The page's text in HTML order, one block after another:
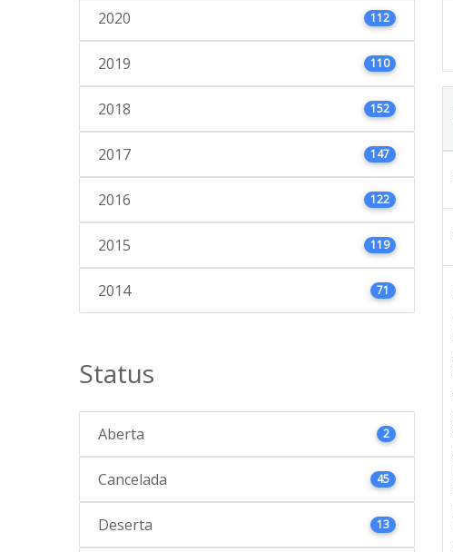
2020 112
2019 110
2018 152
2017 147
2016 122
2015 119
2014 71
Status
Aberta 2
Cancelada 45
Deserta 13